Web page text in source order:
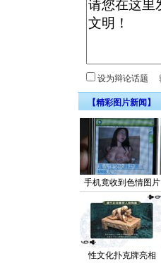
设为辩论话题
【精彩图片新闻】
手机竟收到色情图片
性文化扑克牌亮相